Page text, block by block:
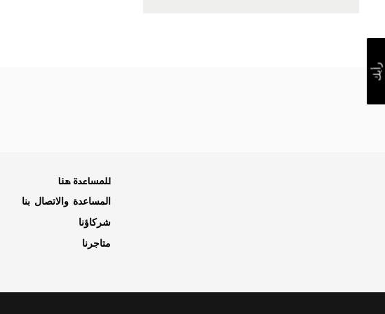
للمساعدة هنا
المساعدة والاتصال بنا
شركاؤنا
متاجرنا
رأيك